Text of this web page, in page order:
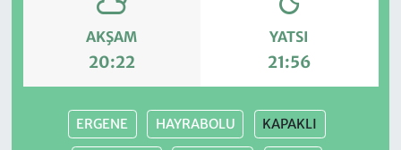
AKŞAM
20:22
YATSI
21:56
ERGENE HAYRABOLU KAPAKLI